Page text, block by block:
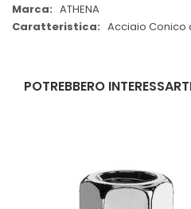
ATHENA
Acciaio Conico
POTREBBERO